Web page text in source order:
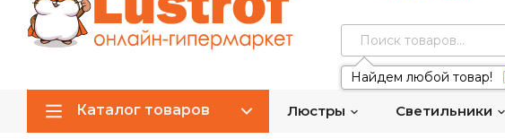
Найдем любой товар!
Каталог товаров Люстры Светильники